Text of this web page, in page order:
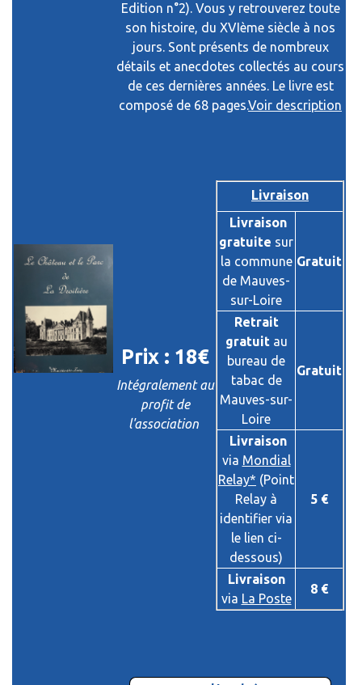
Edition n°2). Vous y retrouverez toute
son histoire, du XVIème siècle à nos
jours. Sont présents de nombreux
détails et anecdotes collectés au cours
de ces dernières années. Le livre est
composé de 68 pages.Voir description
Prix : 18€
Intégralement au
profit de
l'association
Livraison
Livraison
gratuite sur
la commune
de Mauves-
sur-Loire
Gratuit
Retrait
gratuitau
bureau de
tabac de
Mauves-sur-
Loire
Gratuit
Livraison
via Mondial
Relay* (Point
Relay à
identifier via
le lien ci-
dessous)
5 €
Livraison
via La Poste
8 €